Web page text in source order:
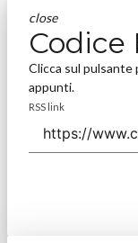
close
Codice
Clicca sul pulsante
appunti.
RSS link